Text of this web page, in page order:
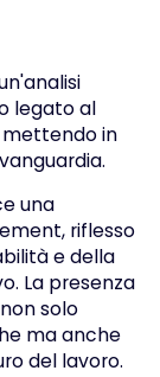
legato al
mettendo in
una
riflesso
e della
La presenza
solo
ma anche
del lavoro.